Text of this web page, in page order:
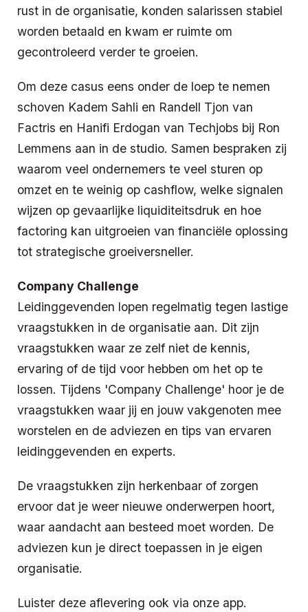
rust in de organisatie, konden salarissen stabiel
worden betaald en kwam er ruimte om
gecontroleerd verder te groeien.
Om deze casus eens onder de loep te nemen
schoven Kadem Sahli en Randell Tjon van
Factris en Hanifi Erdogan van Techjobs bij Ron
Lemmens aan in de studio. Samen bespraken zij
waarom veel ondernemers te veel sturen op
omzet en te weinig op cashflow, welke signalen
wijzen op gevaarlijke liquiditeitsdruk en hoe
factoring kan uitgroeien van financiële oplossing
tot strategische groeiversneller.
Company Challenge
Leidinggevenden lopen regelmatig tegen lastige
vraagstukken in de organisatie aan. Dit zijn
vraagstukken waar ze zelf niet de kennis,
ervaring of de tijd voor hebben om het op te
lossen. Tijdens 'Company Challenge' hoor je de
vraagstukken waar jij en jouw vakgenoten mee
worstelen en de adviezen en tips van ervaren
leidinggevenden en experts.
De vraagstukken zijn herkenbaar of zorgen
ervoor dat je weer nieuwe onderwerpen hoort,
waar aandacht aan besteed moet worden. De
adviezen kun je direct toepassen in je eigen
organisatie.
Luister deze aflevering ook via onze app.